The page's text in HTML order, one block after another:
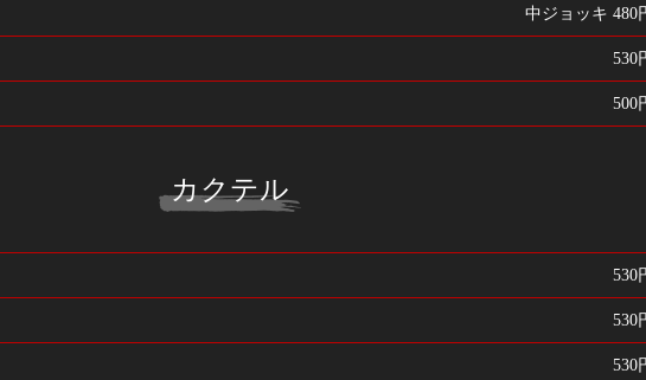
中ジョッキ 480
530
500
カクテル
530
530
530